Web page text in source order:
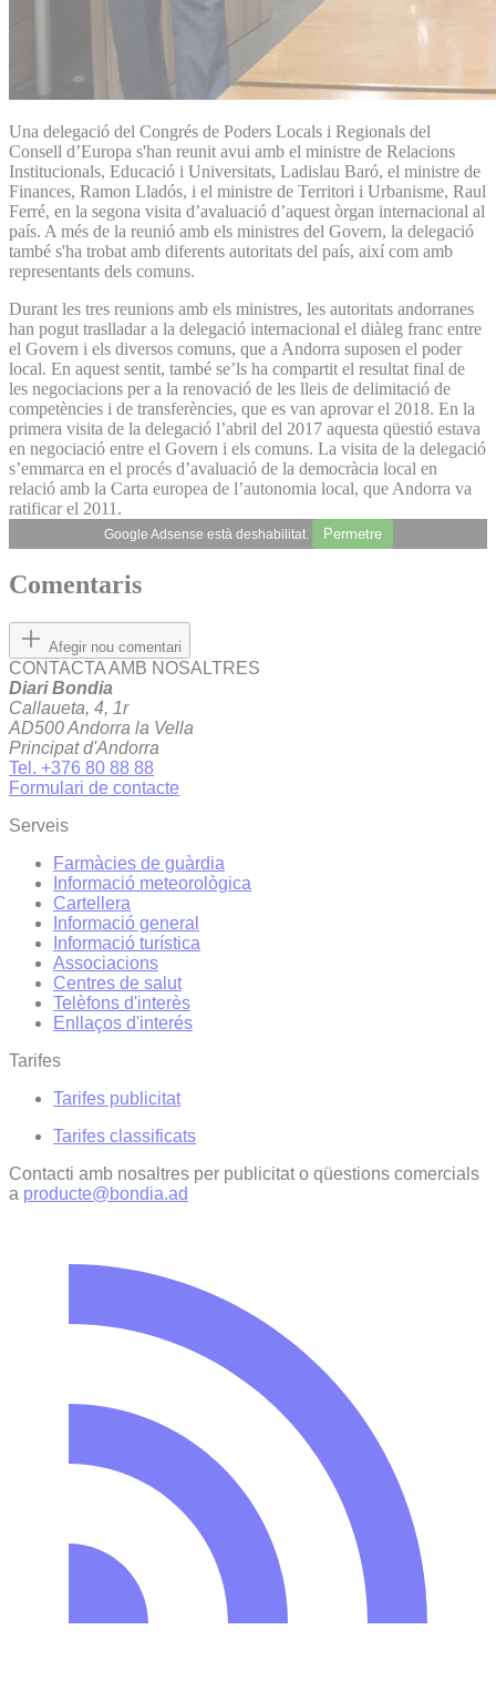
Una delegació del Congrés de Poders Locals i Regionals del
Consell d’Europa s'han reunit avui amb el ministre de Relacions
Institucionals, Educació i Universitats, Ladislau Baró, el ministre de
Finances, Ramon Lladós, i el ministre de Territori i Urbanisme, Raul
Ferré, en la segona visita d’avaluació d’aquest òrgan internacional al
país. A més de la reunió amb els ministres del Govern, la delegació
també s'ha trobat amb diferents autoritats del país, així com amb
representants dels comuns.
Durant les tres reunions amb els ministres, les autoritats andorranes
han pogut traslladar a la delegació internacional el diàleg franc entre
el Govern i els diversos comuns, que a Andorra suposen el poder
local. En aquest sentit, també se’ls ha compartit el resultat final de
les negociacions per a la renovació de les lleis de delimitació de
competències i de transferències, que es van aprovar el 2018. En la
primera visita de la delegació l’abril del 2017 aquesta qüestió estava
en negociació entre el Govern i els comuns. La visita de la delegació
s’emmarca en el procés d’avaluació de la democràcia local en
relació amb la Carta europea de l’autonomia local, que Andorra va
ratificar el 2011.
Google Adsense està deshabilitat. Permetre
Comentaris
Afegir nou comentari
CONTACTA AMB NOSALTRES
Diari Bondia
Callaueta, 4, 1r
AD500 Andorra la Vella
Principat d'Andorra
Tel. +376 80 88 88
Formulari de contacte
Serveis
Farmàcies de guàrdia
Informació meteorològica
Cartellera
Informació general
Informació turística
Associacions
Centres de salut
Telèfons d'interès
Enllaços d'interés
Tarifes
Tarifes publicitat
Tarifes classificats
Contacti amb nosaltres per publicitat o qüestions comercials
a producte@bondia.ad